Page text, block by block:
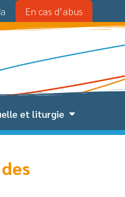
En cas d’abus
et liturgie